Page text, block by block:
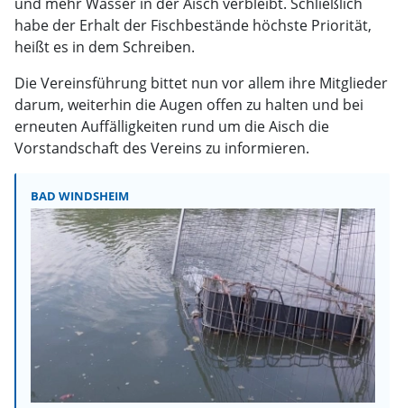
habe der Erhalt der Fischbestände höchste Priorität,
heißt es in dem Schreiben.
Die Vereinsführung bittet nun vor allem ihre Mitglieder
darum, weiterhin die Augen offen zu halten und bei
erneuten Auffälligkeiten rund um die Aisch die
Vorstandschaft des Vereins zu informieren.
BAD WINDSHEIM